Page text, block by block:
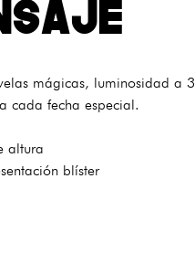
mágicas, luminosidad a 3
cada fecha especial.
altura
blíster